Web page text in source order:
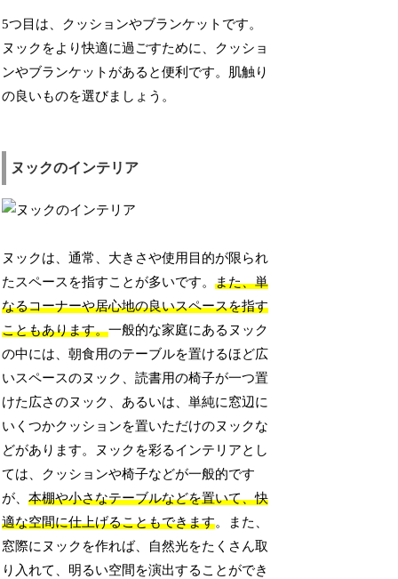
5つ目は、クッションやブランケットです。
ヌックをより快適に過ごすために、クッショ
ンやブランケットがあると便利です。肌触り
の良いものを選びましょう。
ヌックのインテリア
ヌックは、通常、大きさや使用目的が限られ
たスペースを指すことが多いです。また、単
なるコーナーや居心地の良いスペースを指す
こともあります。一般的な家庭にあるヌック
の中には、朝食用のテーブルを置けるほど広
いスペースのヌック、読書用の椅子が一つ置
けた広さのヌック、あるいは、単純に窓辺に
いくつかクッションを置いただけのヌックな
どがあります。ヌックを彩るインテリアとし
ては、クッションや椅子などが一般的です
が、本棚や小さなテーブルなどを置いて、快
適な空間に仕上げることもできます。また、
窓際にヌックを作れば、自然光をたくさん取
り入れて、明るい空間を演出することができ